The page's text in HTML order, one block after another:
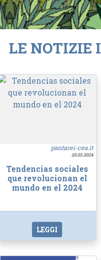
LE NOTIZIE
pantarei-cea.it
20.03.2024
Tendencias sociales
que revolucionan el
mundo en el 2024
LEGGI